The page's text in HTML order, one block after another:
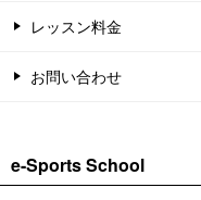
レッスン料金
お問い合わせ
e-Sports School